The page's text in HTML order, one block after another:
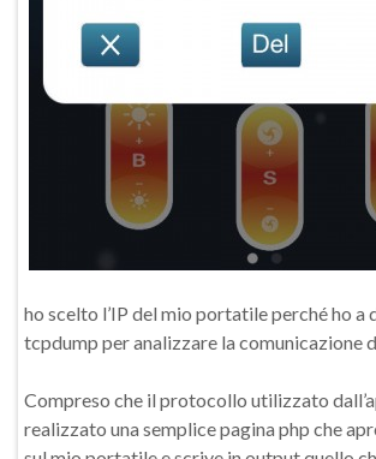
ho scelto l’IP del mio portatile perché ho a
tcpdump per analizzare la comunicazione
Compreso che il protocollo utilizzato
realizzato una semplice pagina php che